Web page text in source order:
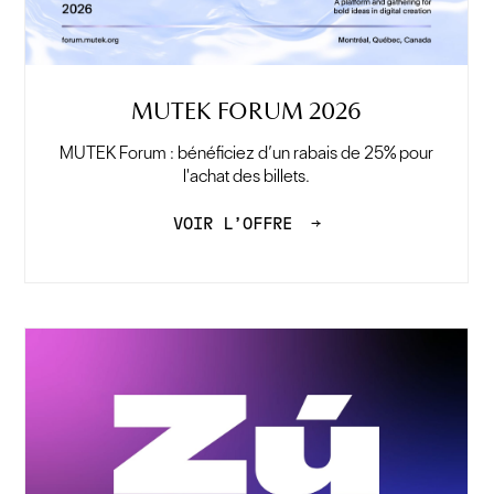
MUTEK FORUM 2026
MUTEK Forum : bénéficiez d’un rabais de 25% pour
l'achat des billets.
VOIR L’OFFRE →